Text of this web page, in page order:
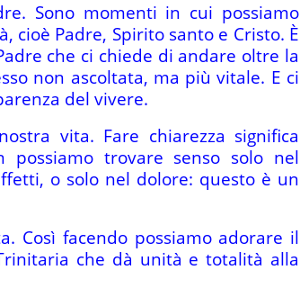
Sono momenti in cui possiamo
Padre, Spirito santo e Cristo. È
che ci chiede di andare oltre la
non ascoltata, ma più vitale. E ci
del vivere.
vita. Fare chiarezza significa
trovare senso solo nel
o solo nel dolore: questo è un
Così facendo possiamo adorare il
che dà unità e totalità alla